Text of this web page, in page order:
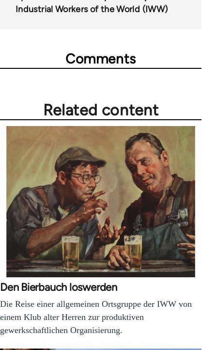
Industrial Workers of the World (IWW)
Comments
Related content
Den Bierbauch loswerden
Die Reise einer allgemeinen Ortsgruppe der IWW von
einem Klub alter Herren zur produktiven
gewerkschaftlichen Organisierung.